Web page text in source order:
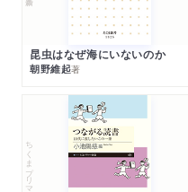
昆虫はなぜ海にいないのか
朝野維起著
ちくまプリマー新書